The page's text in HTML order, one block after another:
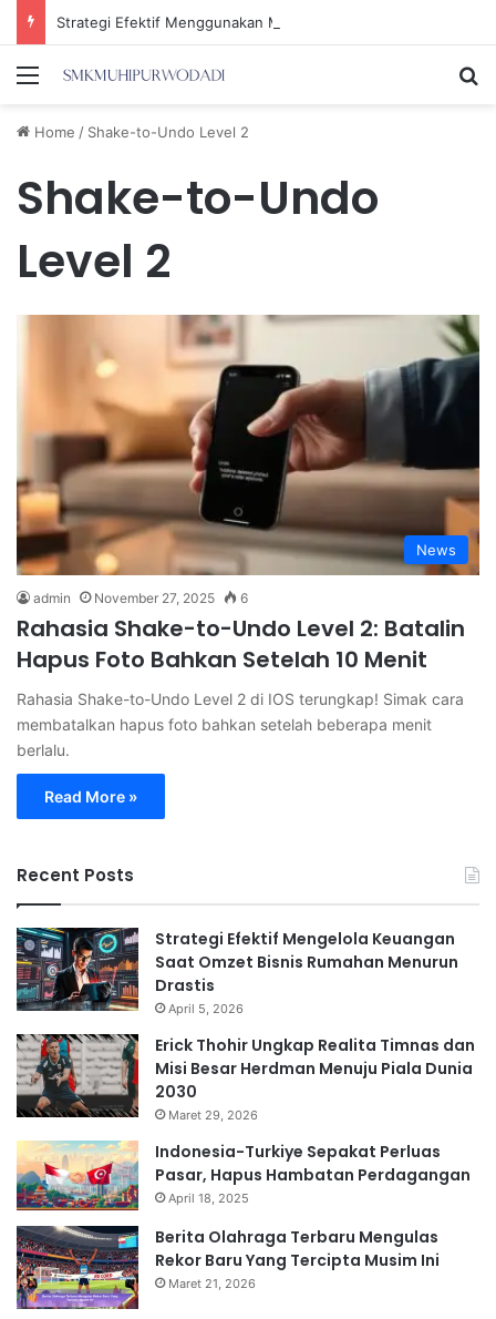
Menu
Home / Shake-to-Undo Level 2
Shake-to-Undo
Level 2
News
admin November 27, 2025 6
Rahasia Shake-to-Undo Level 2: Batalin
Hapus Foto Bahkan Setelah 10 Menit
Rahasia Shake-to-Undo Level 2 di IOS terungkap! Simak cara
membatalkan hapus foto bahkan setelah beberapa menit
berlalu.
Read More »
Recent Posts
Strategi Efektif Mengelola Keuangan
Saat Omzet Bisnis Rumahan Menurun
Drastis
April 5, 2026
Erick Thohir Ungkap Realita Timnas dan
Misi Besar Herdman Menuju Piala Dunia
2030
Maret 29, 2026
Indonesia-Turkiye Sepakat Perluas
Pasar, Hapus Hambatan Perdagangan
April 18, 2025
Berita Olahraga Terbaru Mengulas
Rekor Baru Yang Tercipta Musim Ini
Maret 21, 2026